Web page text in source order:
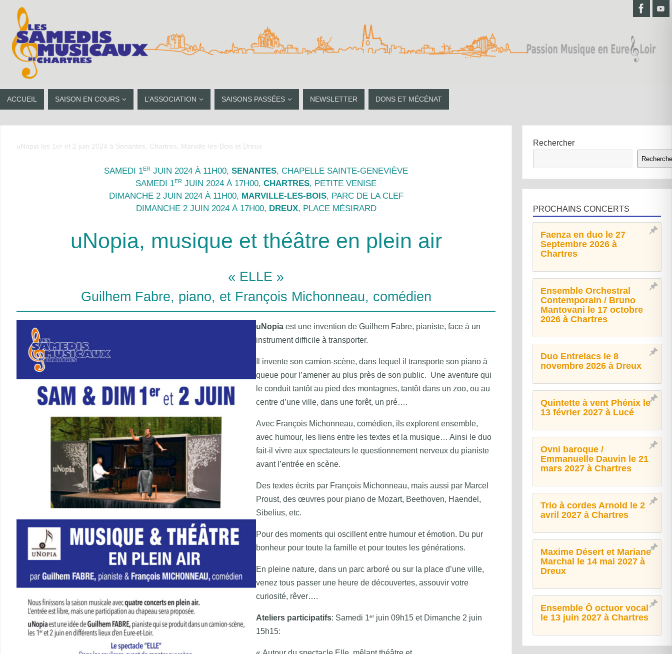
ACCUEIL SAISON EN COURS L’ASSOCIATION SAISONS PASSÉES NEWSLETTER DONS ET MÉCÉNAT
uNopia les 1er et 2 juin 2024 à Senantes, Chartres, Marville-les-Bois et Dreux
SAMEDI 1ER JUIN 2024 À 11H00, SENANTES, CHAPELLE SAINTE-GENEVIÈVE
SAMEDI 1ER JUIN 2024 À 17H00, CHARTRES, PETITE VENISE
DIMANCHE 2 JUIN 2024 À 11H00, MARVILLE-LES-BOIS, PARC DE LA CLEF
DIMANCHE 2 JUIN 2024 À 17H00, DREUX, PLACE MÉSIRARD
uNopia, musique et théâtre en plein air
« ELLE »
Guilhem Fabre, piano, et François Michonneau, comédien
uNopia est une invention de Guilhem Fabre, pianiste, face à un
instrument difficile à transporter.
Il invente son camion-scène, dans lequel il transporte son piano à
queue pour l’amener au plus près de son public. Une aventure qui
le conduit tantôt au pied des montagnes, tantôt dans un zoo, ou au
centre d’une ville, dans une forêt, un pré….
Avec François Michonneau, comédien, ils explorent ensemble,
avec humour, les liens entre les textes et la musique… Ainsi le duo
fait-il vivre aux spectateurs le questionnement nerveux du pianiste
avant l’entrée en scène.
Des textes écrits par François Michonneau, mais aussi par Marcel
Proust, des œuvres pour piano de Mozart, Beethoven, Haendel,
Sibelius, etc.
Pour des moments qui oscillent entre humour et émotion. Du pur
bonheur pour toute la famille et pour toutes les générations.
En pleine nature, dans un parc arboré ou sur la place d’une ville,
venez tous passer une heure de découvertes, assouvir votre
curiosité, rêver….
Ateliers participatifs: Samedi 1erjuin 09h15 et Dimanche 2 juin
15h15:
Rechercher
PROCHAINS CONCERTS
Faenza en duo le 27
Septembre 2026 à
Chartres
Ensemble Orchestral
Contemporain / Bruno
Mantovani le 17 octobre
2026 à Chartres
Duo Entrelacs le 8
novembre 2026 à Dreux
Quintette à vent Phénix le
13 février 2027 à Lucé
Ovni baroque /
Emmanuelle Dauvin le 21
mars 2027 à Chartres
Trio à cordes Arnold le 2
avril 2027 à Chartres
Maxime Désert et Mariane
Marchal le 14 mai 2027 à
Dreux
Ensemble Ô octuor vocal
le 13 juin 2027 à Chartres